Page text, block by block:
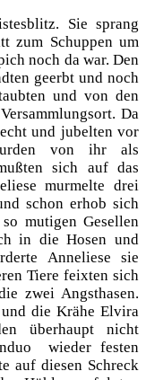
Sie sprang
zum Schuppen um
noch da war. Den
geerbt und noch
und von den
Da
und jubelten vor
von ihr als
sich auf das
murmelte drei
schon erhob sich
mutigen Gesellen
in die Hosen und
Anneliese sie
Tiere feixten sich
zwei Angsthasen.
die Krähe Elvira
überhaupt nicht
wieder festen
auf diesen Schreck